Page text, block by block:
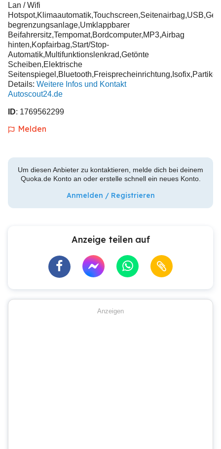
Lan / Wifi
begrenzungsanlage,Umklappbarer
Beifahrersitz,Tempomat,Bordcomputer,MP3,Airbag
hinten,Kopfairbag,Start/Stop-
Automatik,Multifunktionslenkrad,Getönte
Scheiben,Elektrische
Details: Weitere Infos und Kontakt
Autoscout24.de
ID: 1769562299
Melden
Um diesen Anbieter zu kontaktieren, melde dich bei deinem
Quoka.de Konto an oder erstelle schnell ein neues Konto.
Anmelden / Registrieren
Anzeige teilen auf
Anzeigen